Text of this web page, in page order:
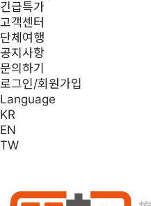
긴급특가
고객센터
단체여행
공지사항
문의하기
로그인/회원가입
Language
KR
EN
TW